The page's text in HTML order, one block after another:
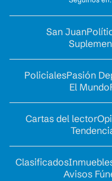
San Juan
PolicialesPasión
El Mundo
Cartas del lector
Clasificados
Avisos